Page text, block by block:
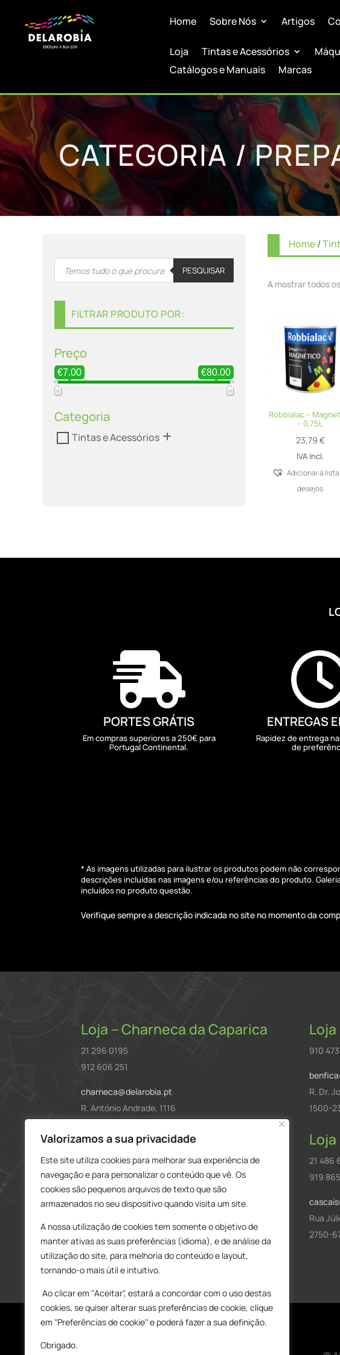
Valorizamos a sua privacidade
Este site utiliza cookies para melhorar sua experiência de
navegação e para personalizar o conteúdo que vê. Os
cookies são pequenos arquivos de texto que são
armazenados no seu dispositivo quando visita um site.
A nossa utilização de cookies tem somente o objetivo de
manter ativas as suas preferências (idioma), e de análise da
utilização do site, para melhoria do conteúdo e layout,
tornando-o mais útil e intuitivo.
Ao clicar em "Aceitar", estará a concordar com o uso destas
cookies, se quiser alterar suas preferências de cookie, clique
em "Preferências de cookie" e poderá fazer a sua definição.
Obrigado.
Home Sobre Nós Artigos
Loja Tintas e Acessórios
Catálogos e Manuais
Marcas
CATEGORIA /
Products
search PESQUISAR
FILTRAR PRODUTO POR:
Preço
€7.00 €80.00
Categoria
Tintas e Acessórios
Home/
A mostrar todos
Robbialac –
– 0,75L
23,79 €
IVA Incl.
Adicionar á
desejos

PORTES GRÁTIS
Em compras superiores a 250€ para
Portugal Continental.
ENTREGAS
Rapidez de entrega
de
* As imagens utilizadas para ilustrar os produtos podem não
descrições incluídas nas imagens e/ou referências do produto.
incluídos no produto questão.
Verifique sempre a descrição indicada no site no momento da
Loja – Charneca da Caparica
21 296 0195
912 606 251
charneca@delarobia.pt
R. António Andrade, 1116
910
R. Dr.
1500-
Loja – Tires
214 453 329
919 865 192
919 865 292
Av. Amália Rodrigues, 190
2785-613 • São Domingos de Rana
21 486
919
Rua
2750-